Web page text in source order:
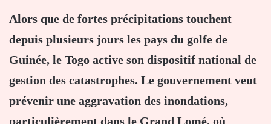
Alors que de fortes précipitations touchent
depuis plusieurs jours les pays du golfe de
Guinée, le Togo active son dispositif national de
gestion des catastrophes. Le gouvernement veut
prévenir une aggravation des inondations,
particulièrement dans le Grand Lomé, où